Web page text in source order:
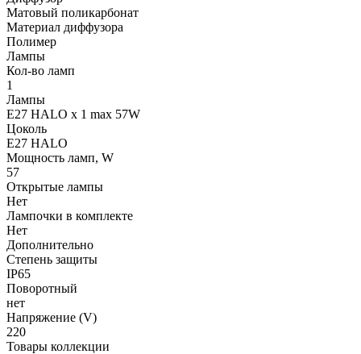
Матовый поликарбонат
Материал диффузора
Полимер
Лампы
Кол-во ламп
1
Лампы
E27 HALO x 1 max 57W
Цоколь
E27 HALO
Мощность ламп, W
57
Открытые лампы
Нет
Лампочки в комплекте
Нет
Дополнительно
Степень защиты
IP65
Поворотный
нет
Напряжение (V)
220
Товары коллекции